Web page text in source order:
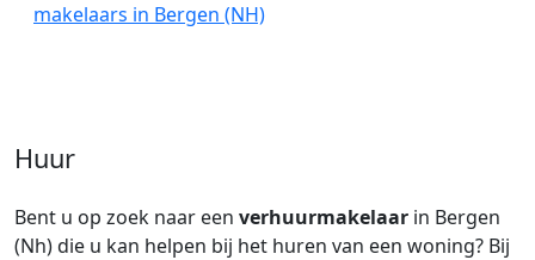
makelaars in Bergen (NH)
Huur
Bent u op zoek naar een verhuurmakelaar in Bergen
(Nh) die u kan helpen bij het huren van een woning? Bij